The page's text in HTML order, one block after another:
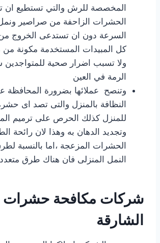
المخصصة للرش والتي تستطيع
الحشرات الزاحفة من صراصير
السرعة دون ان تستدعى الخروج
كل المبيدات المستخدمة مكونة من
ولا تسبب اضرار صحية
الرمة في العين
وتنصح عملائها بضرورة
النظافة بالمنزل والتى تصد اى
للمنزل كذلك الحرص على ترميم
وتجديد الدهان به وهذا لان رائحة
الحشرات المزعجة ،اما بالنسبة
النمل المنزلى فان هناك طرق
شركات مكافحة حشرات
الشارقة